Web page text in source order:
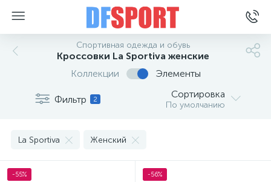
Спортивная одежда и обувь
Кроссовки La Sportiva женские
Коллекции
Элементы
Фильтр 2 Сортировка
По умолчанию
La Sportiva Женский
-55% -56%